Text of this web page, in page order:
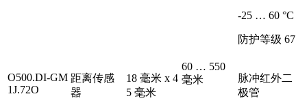
-25 … 60 °C
防护等级 67
O500.DI-GM
1J.72O
距离传感
器
18 毫米 x 4
5 毫米
60 … 550
毫米
脉冲红外二
极管